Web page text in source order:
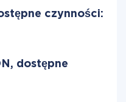
czynności:
dostępne